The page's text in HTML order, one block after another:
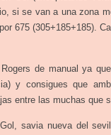
si se van a una zona
675 (305+185+185).
de manual ya
y consigues que
entre las muchas que
savia nueva del